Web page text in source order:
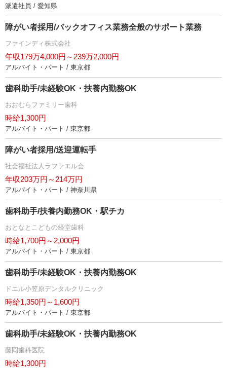
派遣社員 / 愛知県
障がい者採用/バックオフィス業務全般のサポート業務
ファインディ株式会社
年収179万4,000円～239万2,000円
アルバイト・パート / 東京都
歯科助手/未経験OK・扶養内勤務OK
おおむらファミリー歯科
時給1,300円
アルバイト・パート / 東京都
障がい者採用/送迎運転手
社会福祉法人ラファエル会
年収203万円～214万円
アルバイト・パート / 神奈川県
歯科助手/扶養内勤務OK・駅チカ
おとなとこどもの経堂歯科
時給1,700円～2,000円
アルバイト・パート / 東京都
歯科助手/未経験OK・扶養内勤務OK
ドエル小笠原デンタルクリニック
時給1,350円～1,600円
アルバイト・パート / 東京都
歯科助手/未経験OK・扶養内勤務OK
藤岡歯科医院
時給1,300円